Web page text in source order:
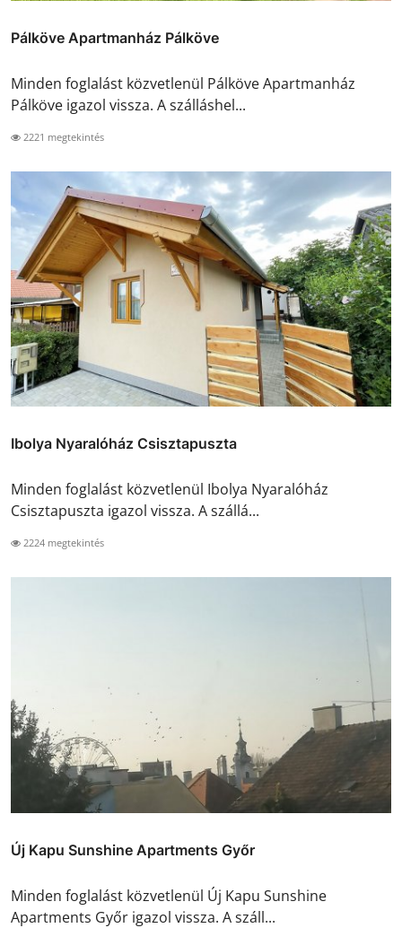
Pálköve Apartmanház Pálköve
Minden foglalást közvetlenül Pálköve Apartmanház
Pálköve igazol vissza. A szálláshel...
2221 megtekintés
Ibolya Nyaralóház Csisztapuszta
Minden foglalást közvetlenül Ibolya Nyaralóház
Csisztapuszta igazol vissza. A szállá...
2224 megtekintés
Új Kapu Sunshine Apartments Győr
Minden foglalást közvetlenül Új Kapu Sunshine
Apartments Győr igazol vissza. A száll...